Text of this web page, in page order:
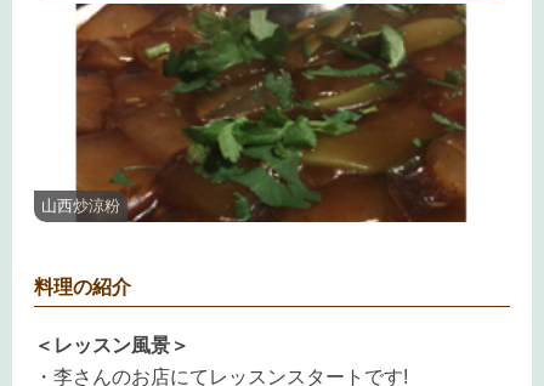
山西炒涼粉
料理の紹介
＜レッスン風景＞
・李さんのお店にてレッスンスタートです!